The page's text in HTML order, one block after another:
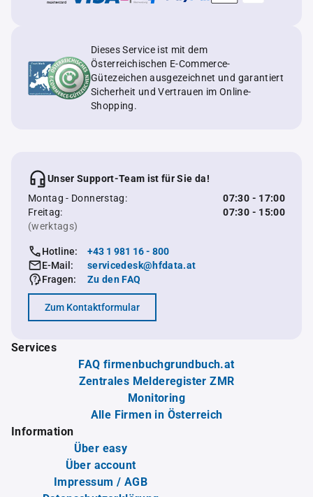
Dieses Service ist mit dem
Österreichischen E-Commerce-
Gütezeichen ausgezeichnet und garantiert
Sicherheit und Vertrauen im Online-
Shopping.
Unser Support-Team ist für Sie da!
Montag - Donnerstag:
07:30 - 17:00
Freitag:
07:30 - 15:00
(werktags)
Hotline:
+43 1 981 16 - 800
E-Mail:
servicedesk@hfdata.at
Fragen:
Zu den FAQ
Zum Kontaktformular
Services
FAQ firmenbuchgrundbuch.at
Zentrales Melderegister ZMR
Monitoring
Alle Firmen in Österreich
Information
Über easy
Über account
Impressum / AGB